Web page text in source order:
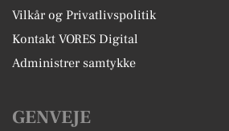
Vilkår og Privatlivspolitik
Kontakt VORES Digital
Administrer samtykke
GENVEJE